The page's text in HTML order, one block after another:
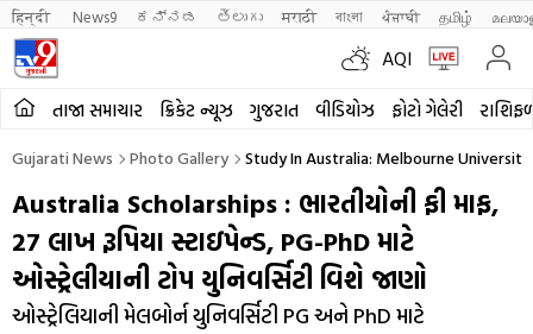
हिन्दी News9 ಕನ್ನಡ తెలుగు मराठी বাংলা ਪੰਜਾਬੀ தமிழ்
AQI
તાજા સમાચાર ક્રિકેટ ન્યૂઝ ગુજરાત વીડિયોઝ ફોટો ગેલેરી
Gujarati News Photo Gallery Study In Australia: Melbourne University
Australia Scholarships : ભારતીયોની ફી માફ,
27 લાખ રૂપિયા સ્ટાઇપેન્ડ, PG-PhD માટે
ઓસ્ટ્રેલીયાની ટોપ યુનિવર્સિટી વિશે જાણો
ઓસ્ટ્રેલિયાની મેલબોર્ન યુનિવર્સિટી PG અને PhD માટે